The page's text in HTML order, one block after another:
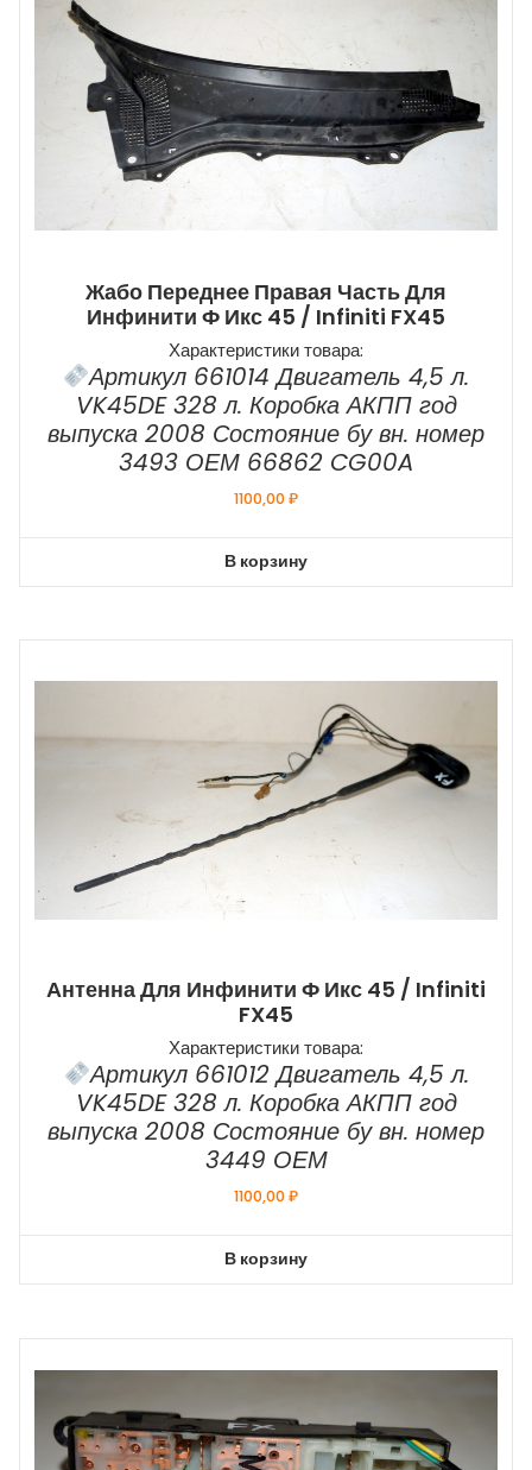
Жабо Переднее Правая Часть Для
Инфинити Ф Икс 45 / Infiniti FX45
Характеристики товара:
Артикул 661014 Двигатель 4,5 л.
VK45DE 328 л. Коробка АКПП год
выпуска 2008 Состояние бу вн. номер
3493 ОЕМ 66862 CG00A
1100,00₽
В корзину
Антенна Для Инфинити Ф Икс 45 / Infiniti
FX45
Характеристики товара:
Артикул 661012 Двигатель 4,5 л.
VK45DE 328 л. Коробка АКПП год
выпуска 2008 Состояние бу вн. номер
3449 ОЕМ
1100,00₽
В корзину